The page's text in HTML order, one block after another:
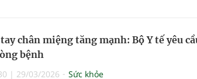
tay chân miệng tăng mạnh: Bộ Y tế yêu
bệnh
| 29/03/2026
Sức khỏe